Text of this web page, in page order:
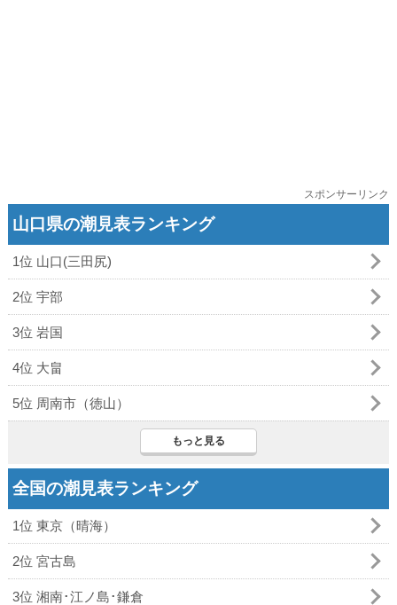
スポンサーリンク
山口県の潮見表ランキング
1位 山口(三田尻)
2位 宇部
3位 岩国
4位 大畠
5位 周南市（徳山）
もっと見る
全国の潮見表ランキング
1位 東京（晴海）
2位 宮古島
3位 湘南･江ノ島･鎌倉